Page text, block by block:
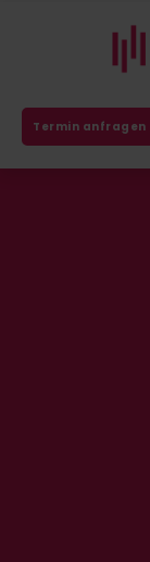
Termin anfragen